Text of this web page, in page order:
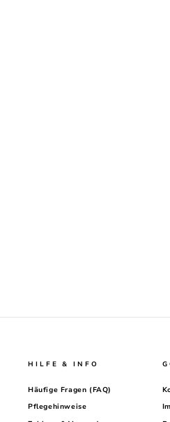
HILFE & INFO
Häufige Fragen (FAQ)
Pflegehinweise